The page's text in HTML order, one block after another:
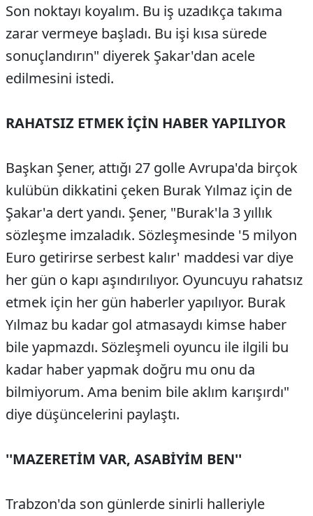
Son noktayı koyalım. Bu iş uzadıkça takıma
zarar vermeye başladı. Bu işi kısa sürede
sonuçlandırın" diyerek Şakar'dan acele
edilmesini istedi.
RAHATSIZ ETMEK İÇİN HABER YAPILIYOR
Başkan Şener, attığı 27 golle Avrupa'da birçok
kulübün dikkatini çeken Burak Yılmaz için de
Şakar'a dert yandı. Şener, "Burak'la 3 yıllık
sözleşme imzaladık. Sözleşmesinde '5 milyon
Euro getirirse serbest kalır' maddesi var diye
her gün o kapı aşındırılıyor. Oyuncuyu rahatsız
etmek için her gün haberler yapılıyor. Burak
Yılmaz bu kadar gol atmasaydı kimse haber
bile yapmazdı. Sözleşmeli oyuncu ile ilgili bu
kadar haber yapmak doğru mu onu da
bilmiyorum. Ama benim bile aklım karışırdı"
diye düşüncelerini paylaştı.
''MAZERETİM VAR, ASABİYİM BEN''
Trabzon'da son günlerde sinirli halleriyle